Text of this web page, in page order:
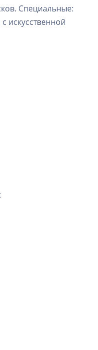
Специальные:
искусственной